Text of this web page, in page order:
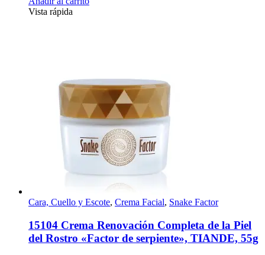
Vista rápida
Cara, Cuello y Escote, Crema Facial, Snake Factor
15104 Crema Renovación Completa de la Piel
del Rostro «Factor de serpiente», TIANDE, 55g